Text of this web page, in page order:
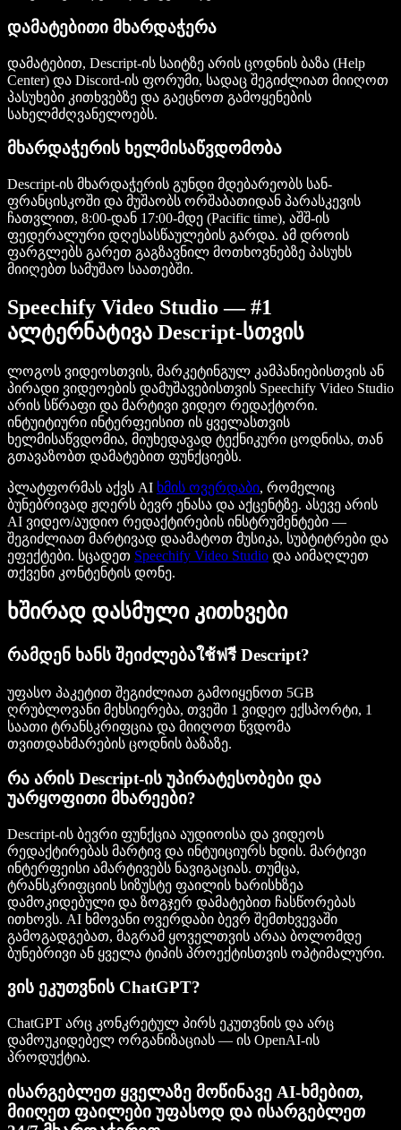
დამატებითი მხარდაჭერა
დამატებით, Descript-ის საიტზე არის ცოდნის ბაზა (Help
Center) და Discord-ის ფორუმი, სადაც შეგიძლიათ მიიღოთ
პასუხები კითხვებზე და გაეცნოთ გამოყენების
სახელმძღვანელოებს.
მხარდაჭერის ხელმისაწვდომობა
Descript-ის მხარდაჭერის გუნდი მდებარეობს სან-
ფრანცისკოში და მუშაობს ორშაბათიდან პარასკევის
ჩათვლით, 8:00-დან 17:00-მდე (Pacific time), აშშ-ის
ფედერალური დღესასწაულების გარდა. ამ დროის
ფარგლებს გარეთ გაგზავნილ მოთხოვნებზე პასუხს
მიიღებთ სამუშაო საათებში.
Speechify Video Studio — #1
ალტერნატივა Descript-სთვის
ლოგოს ვიდეოსთვის, მარკეტინგულ კამპანიებისთვის ან
პირადი ვიდეოების დამუშავებისთვის Speechify Video Studio
არის სწრაფი და მარტივი ვიდეო რედაქტორი.
ინტუიტიური ინტერფეისით ის ყველასთვის
ხელმისაწვდომია, მიუხედავად ტექნიკური ცოდნისა, თან
გთავაზობთ დამატებით ფუნქციებს.
პლატფორმას აქვს AI ხმის ოვერდაბი, რომელიც
ბუნებრივად ჟღერს ბევრ ენასა და აქცენტზე. ასევე არის
AI ვიდეო/აუდიო რედაქტირების ინსტრუმენტები —
შეგიძლიათ მარტივად დაამატოთ მუსიკა, სუბტიტრები და
ეფექტები. სცადეთ Speechify Video Studio და აიმაღლეთ
თქვენი კონტენტის დონე.
ხშირად დასმული კითხვები
რამდენ ხანს შეიძლებაใช้ฟรี Descript?
უფასო პაკეტით შეგიძლიათ გამოიყენოთ 5GB
ღრუბლოვანი მეხსიერება, თვეში 1 ვიდეო ექსპორტი, 1
საათი ტრანსკრიფცია და მიიღოთ წვდომა
თვითდახმარების ცოდნის ბაზაზე.
რა არის Descript-ის უპირატესობები და
უარყოფითი მხარეები?
Descript-ის ბევრი ფუნქცია აუდიოისა და ვიდეოს
რედაქტირებას მარტივ და ინტუიციურს ხდის. მარტივი
ინტერფეისი ამარტივებს ნავიგაციას. თუმცა,
ტრანსკრიფციის სიზუსტე ფაილის ხარისხზეა
დამოკიდებული და ზოგჯერ დამატებით ჩასწორებას
ითხოვს. AI ხმოვანი ოვერდაბი ბევრ შემთხვევაში
გამოგადგებათ, მაგრამ ყოველთვის არაა ბოლომდე
ბუნებრივი ან ყველა ტიპის პროექტისთვის ოპტიმალური.
ვის ეკუთვნის ChatGPT?
ChatGPT არც კონკრეტულ პირს ეკუთვნის და არც
დამოუკიდებელ ორგანიზაციას — ის OpenAI-ის
პროდუქტია.
ისარგებლეთ ყველაზე მოწინავე AI-ხმებით,
მიიღეთ ფაილები უფასოდ და ისარგებლეთ